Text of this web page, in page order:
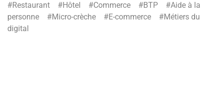
#Restaurant #Hôtel #Commerce #BTP #Aide à la
personne #Micro-crèche #E-commerce #Métiers du
digital